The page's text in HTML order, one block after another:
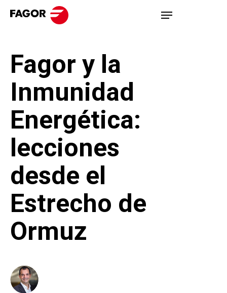
Skip
content
Menu
Fagor y la
Inmunidad
Energética:
lecciones
desde el
Estrecho de
Ormuz